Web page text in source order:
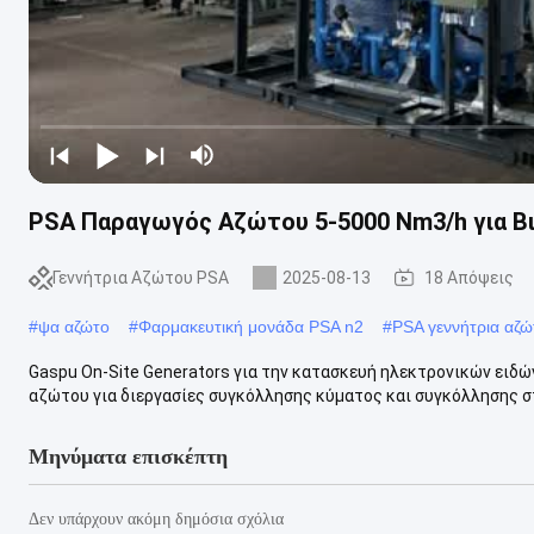
PSA Παραγωγός Αζώτου 5-5000 Nm3/h για
Γεννήτρια Αζώτου PSA 2025-08-13 18 Απόψεις
#ψα αζώτο #Φαρμακευτική μονάδα PSA n2 #PSA γεννήτρια
Gaspu On-Site Generators για την κατασκευή ηλεκτρονικών
αζώτου για διεργασίες συγκόλλησης κύματος και συγκόλλησης
Μηνύματα επισκέπτη
Δεν υπάρχουν ακόμη δημόσια σχόλια